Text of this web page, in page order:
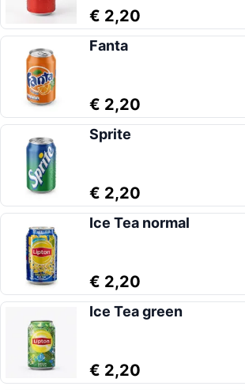
€ 2,20
Fanta
€ 2,20
Sprite
€ 2,20
Ice Tea normal
€ 2,20
Ice Tea green
€ 2,20